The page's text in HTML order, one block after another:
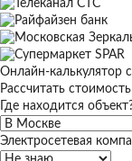
Онлайн-калькулятор
Рассчитать стоимость
Где находится
Электросетевая